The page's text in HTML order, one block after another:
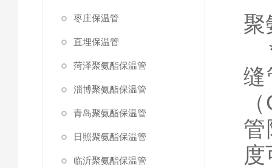
枣庄保温管
直埋保温管
菏泽聚氨酯保温管
淄博聚氨酯保温管
青岛聚氨酯保温管
日照聚氨酯保温管
临沂聚氨酯保温管
聚
*
缝
管